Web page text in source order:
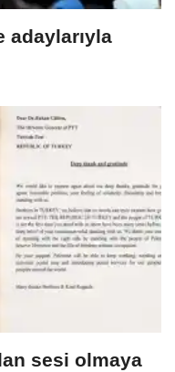
adaylarıyla
sesi olmaya